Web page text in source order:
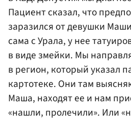
Пациент сказал, что
заразился от девушки
сама с Урала, у нее
в виде змейки. Мы
в регион, который указал
картотеке. Они там
Маша, находят ее и нам
«нашли, пролечили». Или